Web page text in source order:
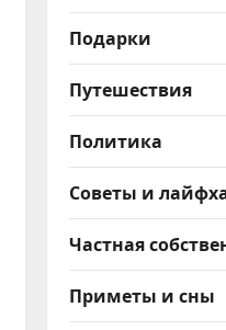
Подарки
Путешествия
Политика
Советы и
Частная
Приметы и сны